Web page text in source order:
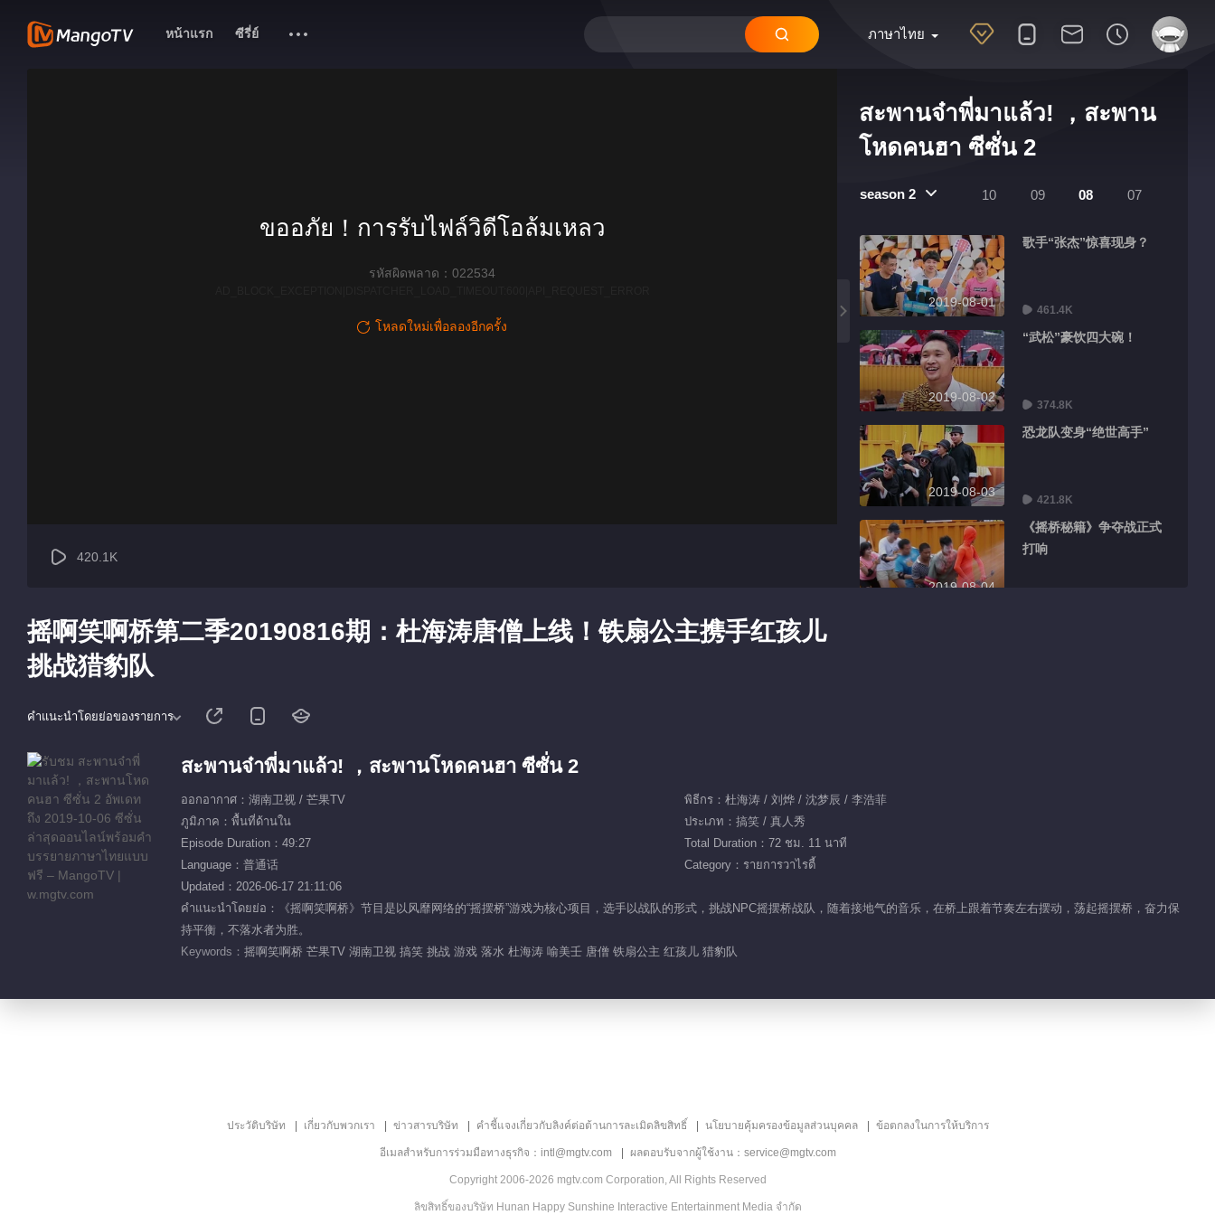
ภาษาไทย
หน้าแรก ซีรี่ย์
สะพานจ๋าพี่มาแล้ว! ，สะพาน
โหดคนฮา ซีซั่น 2
season 2 10 09 08 07
2019-08-01
歌手“张杰”惊喜现身？
461.4K
2019-08-02
“武松”豪饮四大碗！
374.8K
2019-08-03
恐龙队变身“绝世高手”
421.8K
2019-08-04
《摇桥秘籍》争夺战正式
打响
恐龙队变身师父“顶瓜”上
王宝强替身爆笑来袭！
ขออภัย！การรับไฟล์วิดีโอล้มเหลว
รหัสผิดพลาด：022534
โหลดใหม่เพื่อลองอีกครั้ง
420.1K
摇啊笑啊桥第二季20190816期：杜海涛唐僧上线！铁扇公主携手红孩儿
挑战猎豹队
คำแนะนำโดยย่อของรายการ
สะพานจ๋าพี่มาแล้ว! ，สะพานโหดคนฮา ซีซั่น 2
ออกอากาศ：湖南卫视 / 芒果TV
พิธีกร：杜海涛 / 刘烨 / 沈梦辰 / 李浩菲
ภูมิภาค：พื้นที่ด้านใน
ประเภท：搞笑 / 真人秀
Episode Duration：49:27
Total Duration：72 ชม. 11 นาที
Language：普通话
Category：รายการวาไรตี้
Updated：2026-06-17 21:11:06
คำแนะนำโดยย่อ：《摇啊笑啊桥》节目是以风靡网络的“摇摆桥”游戏为核心项目，选手以战队的形式，挑战NPC摇摆桥战队，随着接地气的音乐，在桥上跟着节奏左右摆动，荡起摇摆桥，奋力保
持平衡，不落水者为胜。
Keywords： 摇啊笑啊桥 芒果TV 湖南卫视 搞笑 挑战 游戏 落水 杜海涛 喻美壬 唐僧 铁扇公主 红孩儿 猎豹队
ประวัติบริษัท เกี่ยวกับพวกเรา ข่าวสารบริษัท คำชี้แจงเกี่ยวกับลิงค์ต่อต้านการละเมิดลิขสิทธิ์ นโยบายคุ้มครองข้อมูลส่วนบุคคล ข้อตกลงในการให้บริการ
อีเมลสำหรับการร่วมมือทางธุรกิจ：intl@mgtv.com ผลตอบรับจากผู้ใช้งาน：service@mgtv.com
Copyright 2006-2026 mgtv.com Corporation, All Rights Reserved
ลิขสิทธิ์ของบริษัท Hunan Happy Sunshine Interactive Entertainment Media จำกัด